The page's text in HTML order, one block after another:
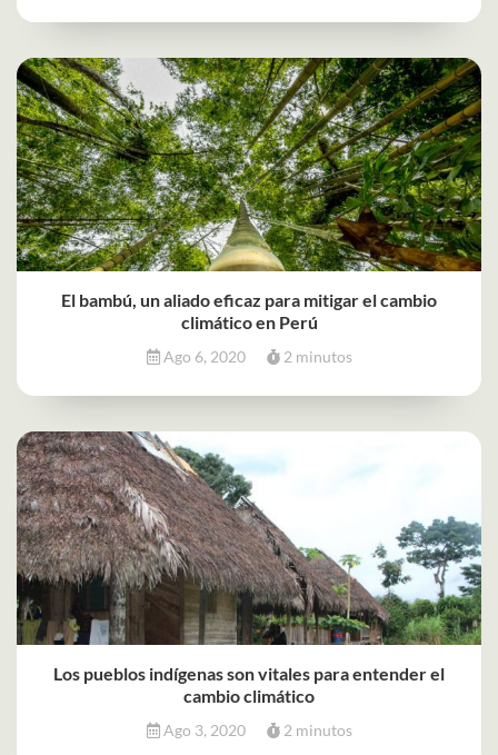
El bambú, un aliado eficaz para mitigar el cambio
climático en Perú
Ago 6, 2020 2 minutos
Los pueblos indígenas son vitales para entender el
cambio climático
Ago 3, 2020 2 minutos